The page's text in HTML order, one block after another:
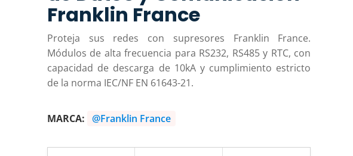
Franklin France
Proteja sus redes con supresores Franklin France.
Módulos de alta frecuencia para RS232, RS485 y RTC, con
capacidad de descarga de 10kA y cumplimiento estricto
de la norma IEC/NF EN 61643-21.
MARCA: @Franklin France